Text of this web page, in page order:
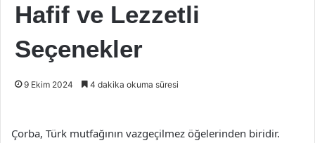
Hafif ve Lezzetli
Seçenekler
9 Ekim 2024 4 dakika okuma süresi
Çorba, Türk mutfağının vazgeçilmez öğelerinden biridir.